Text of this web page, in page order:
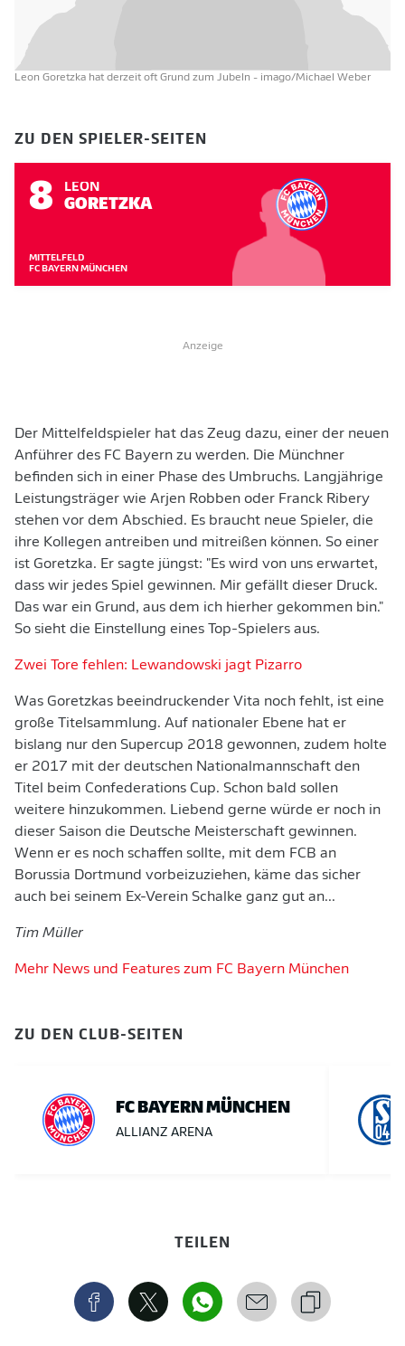
Leon Goretzka hat derzeit oft Grund zum Jubeln - imago/Michael Weber
ZU DEN SPIELER-SEITEN
8 LEON
GORETZKA
MITTELFELD
FC BAYERN MÜNCHEN
Anzeige
Der Mittelfeldspieler hat das Zeug dazu, einer der neuen
Anführer des FC Bayern zu werden. Die Münchner
befinden sich in einer Phase des Umbruchs. Langjährige
Leistungsträger wie Arjen Robben oder Franck Ribery
stehen vor dem Abschied. Es braucht neue Spieler, die
ihre Kollegen antreiben und mitreißen können. So einer
ist Goretzka. Er sagte jüngst: "Es wird von uns erwartet,
dass wir jedes Spiel gewinnen. Mir gefällt dieser Druck.
Das war ein Grund, aus dem ich hierher gekommen bin."
So sieht die Einstellung eines Top-Spielers aus.
Zwei Tore fehlen: Lewandowski jagt Pizarro
Was Goretzkas beeindruckender Vita noch fehlt, ist eine
große Titelsammlung. Auf nationaler Ebene hat er
bislang nur den Supercup 2018 gewonnen, zudem holte
er 2017 mit der deutschen Nationalmannschaft den
Titel beim Confederations Cup. Schon bald sollen
weitere hinzukommen. Liebend gerne würde er noch in
dieser Saison die Deutsche Meisterschaft gewinnen.
Wenn er es noch schaffen sollte, mit dem FCB an
Borussia Dortmund vorbeizuziehen, käme das sicher
auch bei seinem Ex-Verein Schalke ganz gut an...
Tim Müller
Mehr News und Features zum FC Bayern München
ZU DEN CLUB-SEITEN
FC BAYERN MÜNCHEN
ALLIANZ ARENA
TEILEN